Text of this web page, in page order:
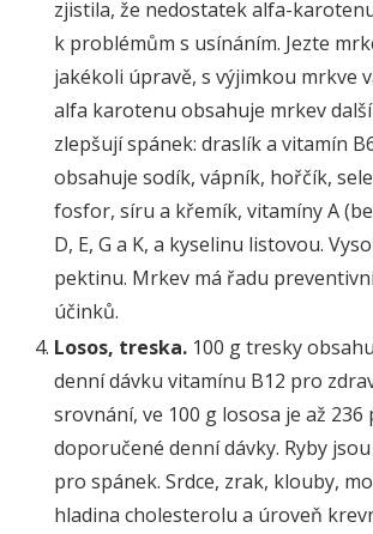
zjistila, že nedostatek alfa-
k problémům s usínáním. Jezte
jakékoli úpravě, s výjimkou mrkve
alfa karotenu obsahuje mrkev
zlepšují spánek: draslík a vitamín
obsahuje sodík, vápník, hořčík,
fosfor, síru a křemík, vitamíny A
D, E, G a K, a kyselinu listovou.
pektinu. Mrkev má řadu
účinků.
Losos, treska. 100 g tresky
denní dávku vitamínu B12 pro
srovnání, ve 100 g lososa je až 236
doporučené denní dávky. Ryby
pro spánek. Srdce, zrak, klouby,
hladina cholesterolu a úroveň